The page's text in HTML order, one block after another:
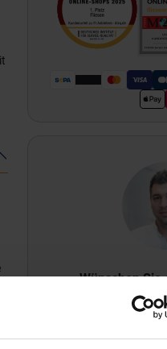
Wünschen Sie
Unsere
Mo. - Fr.
Sa 10.00